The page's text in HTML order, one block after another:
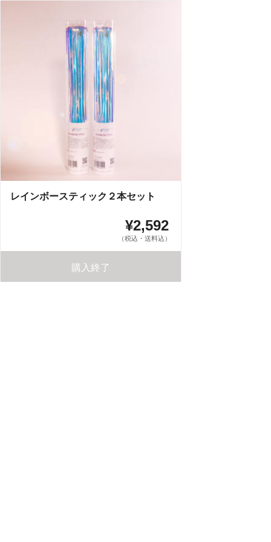
レインボースティック２本セット
¥2,592
（税込・送料込）
購入終了